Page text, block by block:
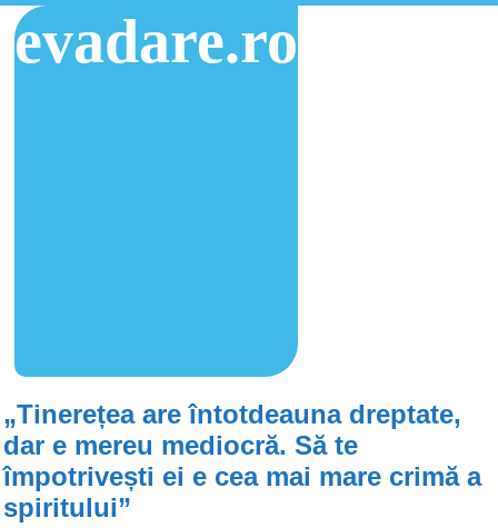
evadare.ro
„Tinerețea are întotdeauna dreptate,
dar e mereu mediocră. Să te
împotrivești ei e cea mai mare crimă a
spiritului”